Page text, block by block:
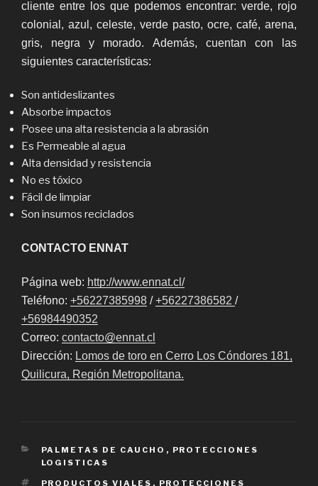
cliente entre los que podemos encontrar: verde, rojo
colonial, azul, celeste, verde pasto, ocre, café, arena,
gris, negra y morado. Además, cuentan con las
siguientes características:
Son antideslizantes
Absorbe impactos
Posee una alta resistencia a la abrasión
Es Permeable al agua
Alta densidad y resistencia
No es tóxico
Fácil de limpiar
Son insumos reciclados
CONTACTO ENNAT
Página web: http://www.ennat.cl/
Teléfono: +56227385998 /+56227386582 /
+56984490352
Correo: contacto@ennat.cl
Dirección: Lomos de toro en Cerro Los Cóndores 181,
Quilicura, Región Metropolitana.
CATEGORIES
PALMETAS DE CAUCHO , PROTECCIONES
LOGISTICAS
TAGS
PRODUCTOS VIALES , PROTECCIONES